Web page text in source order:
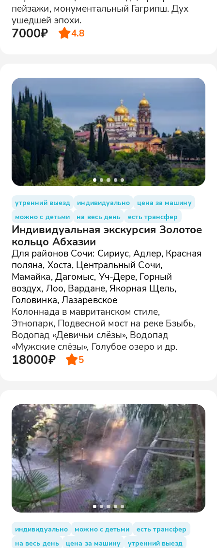
пейзажи, монументальный Гагрипш. Дух
ушедшей эпохи.
7000₽ 4.8
утренний выезд индивидуально
цена за машину
можно с детьми
на весь день есть трансфер
Индивидуальная экскурсия Золотое
кольцо Абхазии
Для районов Сочи: Сириус, Адлер, Красная
поляна, Хоста, Центральный Сочи,
Мамайка, Дагомыс, Уч-Дере, Горный
воздух, Лоо, Вардане, Якорная Щель,
Головинка, Лазаревское
Колоннада в мавританском стиле,
Этнопарк, Подвесной мост на реке Бзыбь,
Водопад «Девичьи слёзы», Водопад
«Мужские слёзы», Голубое озеро и др.
18000₽ 5
индивидуально можно с детьми
есть трансфер
на весь день
цена за машину утренний выезд